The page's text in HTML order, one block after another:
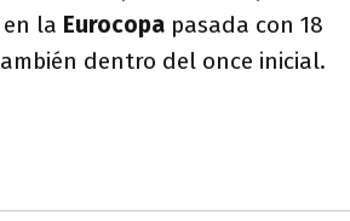
la Eurocopa pasada con 18
dentro del once inicial.